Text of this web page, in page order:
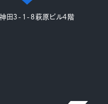
田3-1-8萩原ビル4階